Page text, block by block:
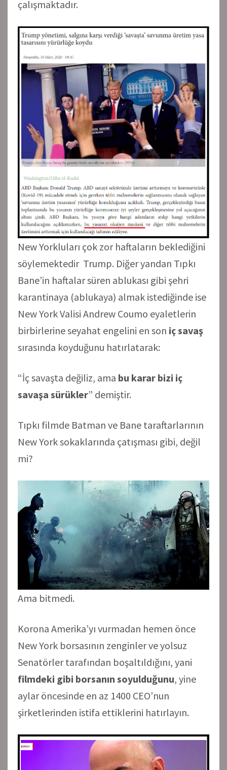
çalışmaktadır.
New Yorkluları çok zor haftaların beklediğini
söylemektedir Trump. Diğer yandan Tıpkı
Bane’in haftalar süren ablukası gibi şehri
karantinaya (ablukaya) almak istediğinde ise
New York Valisi Andrew Coumo eyaletlerin
birbirlerine seyahat engelini en son iç savaş
sırasında koyduğunu hatırlatarak:
“İç savaşta değiliz, ama bu karar bizi iç
savaşa sürükler” demiştir.
Tıpkı filmde Batman ve Bane taraftarlarının
New York sokaklarında çatışması gibi, değil
mi?
Ama bitmedi.
Korona Amerika’yı vurmadan hemen önce
New York borsasının zenginler ve yolsuz
Senatörler tarafından boşaltıldığını, yani
filmdeki gibi borsanın soyulduğunu, yine
aylar öncesinde en az 1400 CEO’nun
şirketlerinden istifa ettiklerini hatırlayın.